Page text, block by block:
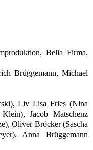
Bella Firma,
Brüggemann, Michael
Liv Lisa Fries (Nina
Jacob Matschenz
Oliver Bröcker (Sascha
Anna Brüggemann